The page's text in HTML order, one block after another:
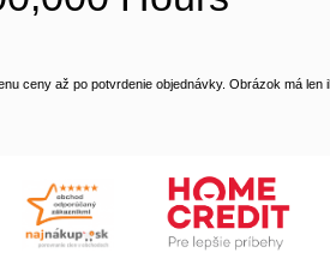
ceny až po potvrdenie objednávky. Obrázok má len